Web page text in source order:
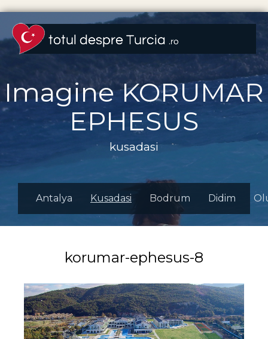
Imagine KORUMAR
EPHESUS
kusadasi
Antalya Kusadasi Bodrum Didim
korumar-ephesus-8